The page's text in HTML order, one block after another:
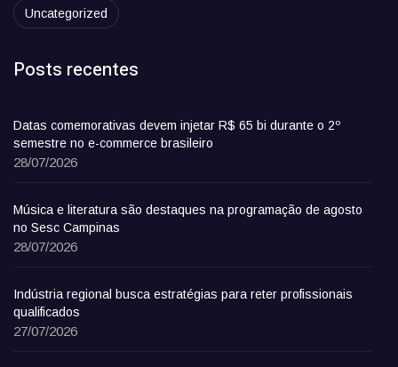
Uncategorized
Posts recentes
Datas comemorativas devem injetar R$ 65 bi durante o 2º
semestre no e-commerce brasileiro
28/07/2026
Música e literatura são destaques na programação de agosto
no Sesc Campinas
28/07/2026
Indústria regional busca estratégias para reter profissionais
qualificados
27/07/2026